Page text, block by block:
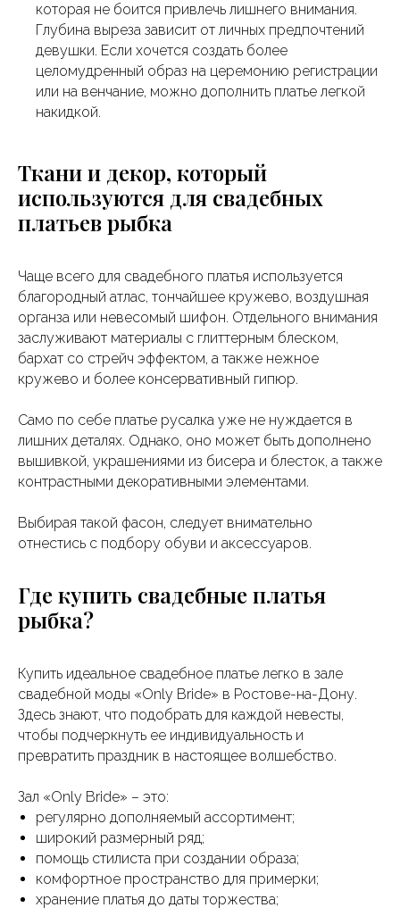
которая не боится привлечь лишнего внимания.
Глубина выреза зависит от личных предпочтений
девушки. Если хочется создать более
целомудренный образ на церемонию регистрации
или на венчание, можно дополнить платье легкой
накидкой.
Ткани и декор, который
используются для свадебных
платьев рыбка
Чаще всего для свадебного платья используется
благородный атлас, тончайшее кружево, воздушная
органза или невесомый шифон. Отдельного внимания
заслуживают материалы с глиттерным блеском,
бархат со стрейч эффектом, а также нежное
кружево и более консервативный гипюр.
Само по себе платье русалка уже не нуждается в
лишних деталях. Однако, оно может быть дополнено
вышивкой, украшениями из бисера и блесток, а также
контрастными декоративными элементами.
Выбирая такой фасон, следует внимательно
отнестись с подбору обуви и аксессуаров.
Где купить свадебные платья
рыбка?
Купить идеальное свадебное платье легко в зале
свадебной моды «Only Bride» в Ростове-на-Дону.
Здесь знают, что подобрать для каждой невесты,
чтобы подчеркнуть ее индивидуальность и
превратить праздник в настоящее волшебство.
Зал «Only Bride» – это:
регулярно дополняемый ассортимент;
широкий размерный ряд;
помощь стилиста при создании образа;
комфортное пространство для примерки;
хранение платья до даты торжества;